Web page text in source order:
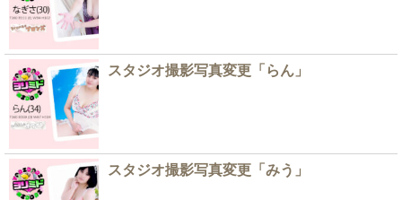
スタジオ撮影写真変更「らん」
スタジオ撮影写真変更「みう」